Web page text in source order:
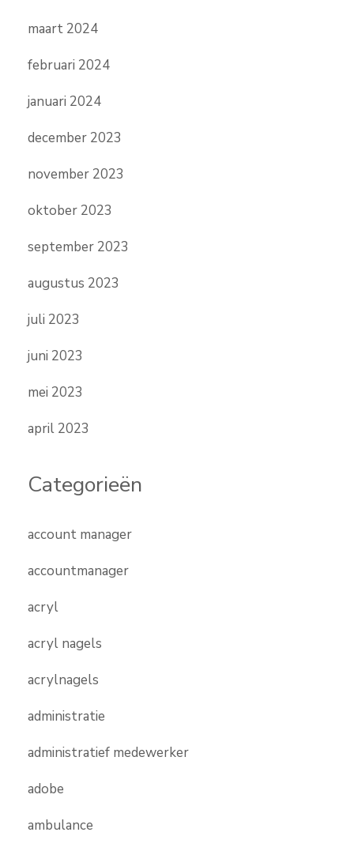
maart 2024
februari 2024
januari 2024
december 2023
november 2023
oktober 2023
september 2023
augustus 2023
juli 2023
juni 2023
mei 2023
april 2023
Categorieën
account manager
accountmanager
acryl
acryl nagels
acrylnagels
administratie
administratief medewerker
adobe
ambulance